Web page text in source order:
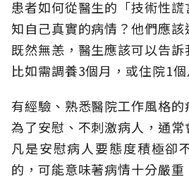
患者如何從醫生的「技術性
知自己真實的病情？他們應
既然無恙，醫生應該可以告訴
比如需調養3個月，或住院1個
有經驗、熟悉醫院工作風格
為了安慰、不刺激病人，通
凡是安慰病人要態度積極卻
的，可能意味著病情十分嚴重